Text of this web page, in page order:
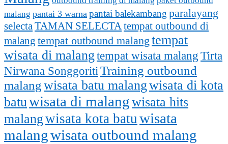
malang pantai 3 warna pantai balekambang paralayang
selectaTAMAN SELECTA tempat outbound di
malang tempat outbound malang tempat
wisata di malangtempat wisata malangTirta
Nirwana SonggoritiTraining outbound
malangwisata batu malangwisata di kota
batuwisata di malangwisata hits
malangwisata kota batuwisata
malangwisata outbound malang